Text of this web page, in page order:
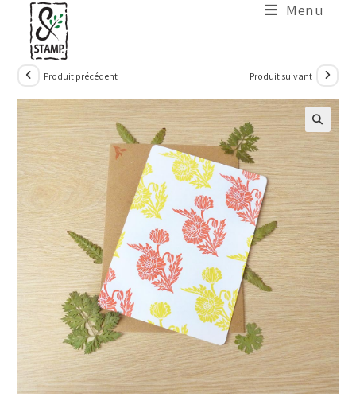
Menu
Produit précédent Produit suivant